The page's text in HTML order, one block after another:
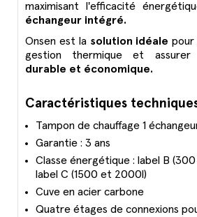
maximisant l'efficacité
échangeur intégré.
Onsen est la solution idéale
gestion thermique et
durable et économique.
Caractéristiques
Tampon de chauffage 1
Garantie : 3 ans
Classe énergétique : label B
label C (1500 et 2000l)
Cuve en acier carbone
Quatre étages de connexions